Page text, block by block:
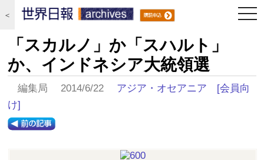
＜
「スカルノ」か「スハルト」
か、インドネシア大統領選
編集局 2014/6/22 アジア・オセアニア
[会員向
け]